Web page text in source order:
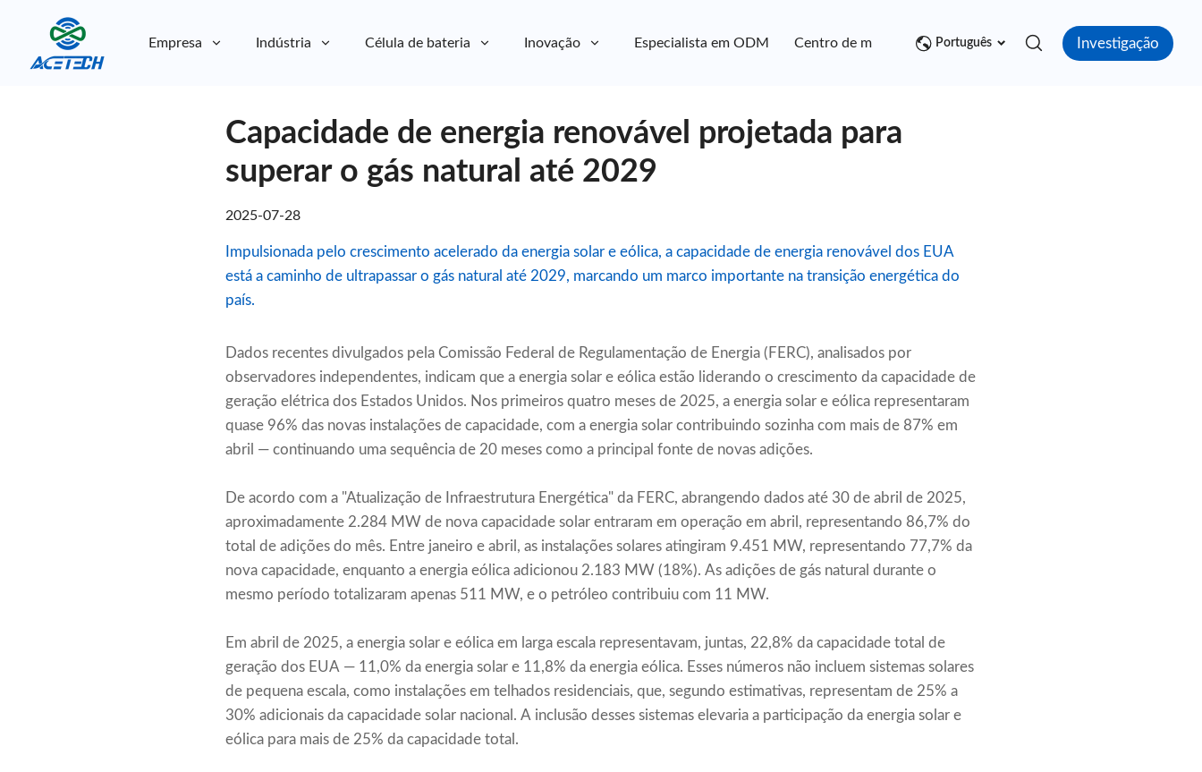
Empresa Indústria Célula de bateria Inovação Especialista em ODM Centro de mídia Contato
Português Investigação
Capacidade de energia renovável projetada para
superar o gás natural até 2029
2025-07-28
Impulsionada pelo crescimento acelerado da energia solar e eólica, a capacidade de energia renovável dos EUA
está a caminho de ultrapassar o gás natural até 2029, marcando um marco importante na transição energética do
país.
Dados recentes divulgados pela Comissão Federal de Regulamentação de Energia (FERC), analisados por
observadores independentes, indicam que a energia solar e eólica estão liderando o crescimento da capacidade de
geração elétrica dos Estados Unidos. Nos primeiros quatro meses de 2025, a energia solar e eólica representaram
quase 96% das novas instalações de capacidade, com a energia solar contribuindo sozinha com mais de 87% em
abril — continuando uma sequência de 20 meses como a principal fonte de novas adições.
De acordo com a "Atualização de Infraestrutura Energética" da FERC, abrangendo dados até 30 de abril de 2025,
aproximadamente 2.284 MW de nova capacidade solar entraram em operação em abril, representando 86,7% do
total de adições do mês. Entre janeiro e abril, as instalações solares atingiram 9.451 MW, representando 77,7% da
nova capacidade, enquanto a energia eólica adicionou 2.183 MW (18%). As adições de gás natural durante o
mesmo período totalizaram apenas 511 MW, e o petróleo contribuiu com 11 MW.
Em abril de 2025, a energia solar e eólica em larga escala representavam, juntas, 22,8% da capacidade total de
geração dos EUA — 11,0% da energia solar e 11,8% da energia eólica. Esses números não incluem sistemas solares
de pequena escala, como instalações em telhados residenciais, que, segundo estimativas, representam de 25% a
30% adicionais da capacidade solar nacional. A inclusão desses sistemas elevaria a participação da energia solar e
eólica para mais de 25% da capacidade total.